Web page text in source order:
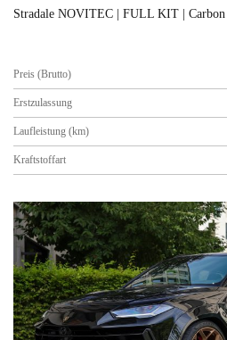
Stradale NOVITEC | FULL KIT |
Preis (Brutto)
Erstzulassung
Laufleistung (km)
Kraftstoffart